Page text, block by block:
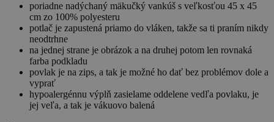
poriadne nadýchaný mäkučký vankúš s veľkosťou 45 x 45
cm zo 100% polyesteru
potlač je zapustená priamo do vláken, takže sa ti praním nikdy
neodtrhne
na jednej strane je obrázok a na druhej potom len rovnaká
farba podkladu
povlak je na zips, a tak je možné ho dať bez problémov dole a
vyprať
hypoalergénnu výplň zasielame oddelene vedľa povlaku, je
jej veľa, a tak je vákuovo balená